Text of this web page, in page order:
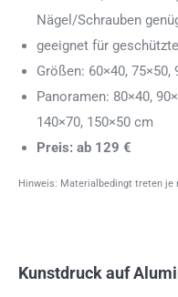
Nägel/Schrauben
geeignet für
Größen: 60×40, 75×50,
Panoramen: 80×40,
140×70, 150×50 cm
Preis: ab 129 €
Hinweis: Materialbedingt treten je
Kunstdruck auf